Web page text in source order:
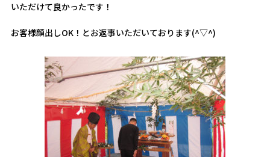
いただけて良かったです！
お客様顔出しOK！とお返事いただいております(^▽^)